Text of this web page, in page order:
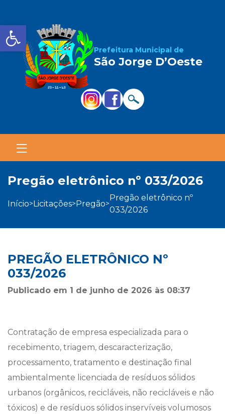
Barra de Ferramentas
Prefeitura Municipal de
São Jorge D’Oeste
pregão eletrônico nº 033/2026
início> licitações> pregão>
pregão eletrônico nº
033/2026
PREGÃO ELETRÔNICO Nº
033/2026
Publicado em 1 de junho de 2026 às 08:37
Contratação de empresa especializada para o
recebimento, triagem, descaracterização,
processamento, tratamento e destinação final
ambientalmente licenciada de resíduos sólidos
urbanos (orgânicos, recicláveis, não recicláveis e não
tóxicos) e de resíduos sólidos inservíveis volumosos